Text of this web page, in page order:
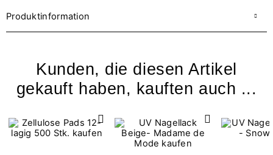
Produktinformation
Kunden, die diesen Artikel
gekauft haben, kauften auch ...